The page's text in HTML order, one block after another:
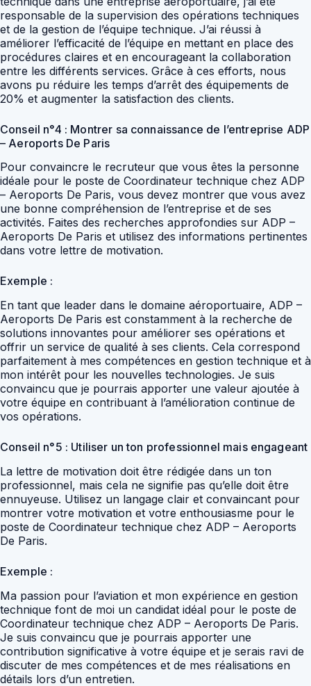
responsable de la supervision des opérations techniques
et de la gestion de l’équipe technique. J’ai réussi à
améliorer l’efficacité de l’équipe en mettant en place des
procédures claires et en encourageant la collaboration
entre les différents services. Grâce à ces efforts, nous
avons pu réduire les temps d’arrêt des équipements de
20% et augmenter la satisfaction des clients.
Conseil n°4 : Montrer sa connaissance de l’entreprise ADP
– Aeroports De Paris
Pour convaincre le recruteur que vous êtes la personne
idéale pour le poste de Coordinateur technique chez ADP
– Aeroports De Paris, vous devez montrer que vous avez
une bonne compréhension de l’entreprise et de ses
activités. Faites des recherches approfondies sur ADP –
Aeroports De Paris et utilisez des informations pertinentes
dans votre lettre de motivation.
Exemple :
En tant que leader dans le domaine aéroportuaire, ADP –
Aeroports De Paris est constamment à la recherche de
solutions innovantes pour améliorer ses opérations et
offrir un service de qualité à ses clients. Cela correspond
parfaitement à mes compétences en gestion technique et à
mon intérêt pour les nouvelles technologies. Je suis
convaincu que je pourrais apporter une valeur ajoutée à
votre équipe en contribuant à l’amélioration continue de
vos opérations.
Conseil n°5 : Utiliser un ton professionnel mais engageant
La lettre de motivation doit être rédigée dans un ton
professionnel, mais cela ne signifie pas qu’elle doit être
ennuyeuse. Utilisez un langage clair et convaincant pour
montrer votre motivation et votre enthousiasme pour le
poste de Coordinateur technique chez ADP – Aeroports
De Paris.
Exemple :
Ma passion pour l’aviation et mon expérience en gestion
technique font de moi un candidat idéal pour le poste de
Coordinateur technique chez ADP – Aeroports De Paris.
Je suis convaincu que je pourrais apporter une
contribution significative à votre équipe et je serais ravi de
discuter de mes compétences et de mes réalisations en
détails lors d’un entretien.